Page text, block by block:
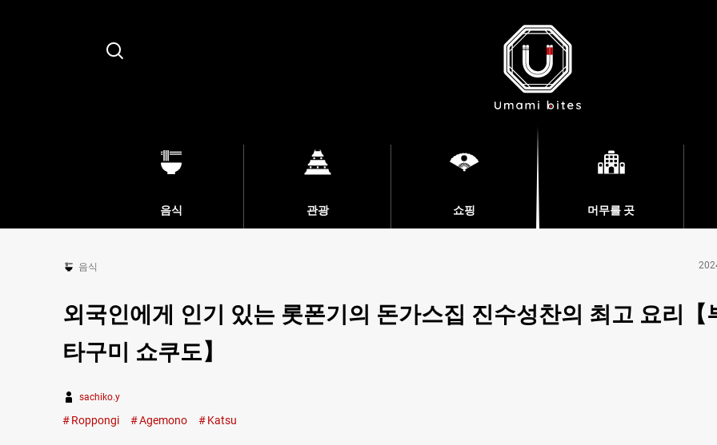
Search
음식 관광 쇼핑 머무를 곳
음식
외국인에게 인기 있는 롯폰기의 돈가스집 진수성찬의 최고 요리【
타구미 쇼쿠도】
sachiko.y
Roppongi Agemono Katsu